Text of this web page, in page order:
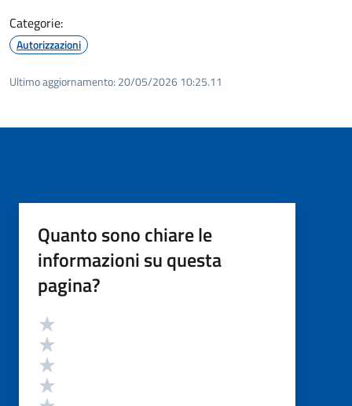
Categorie:
Autorizzazioni
Ultimo aggiornamento: 20/05/2026 10:25.11
Quanto sono chiare le
informazioni su questa
pagina?
Valutazione